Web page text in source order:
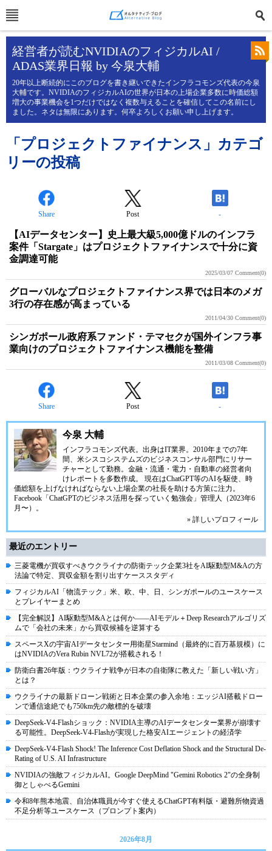
経営者が読むNVIDIAのフィジカルAI /
ADAS業界日報 by 今泉大輔
20年以上断続的にこのブログを書き継いできたインフラコモンズ代表の今泉
大輔です。NVIDIAのフィジカルAIの世界が日本の上場企業多数に時価総額
増大の事業機会を1つだけではなく複数与えることを確信してこの名前にし
ました。ネタは無限にあります。何卒よろしくお願い申し上げます。
「プロジェクトファイナンス」カテゴ
リーの投稿
Share Post -
【AIデータセンター】史上最大級5,000億ドルのインフラ
案件「Stargate」はプロジェクトファイナンスで十分に資
金調達可能
2025/03/07 Comment(0)
グローバルなプロジェクトファイナンス界では日本のメガ
3行の存在感が高まっている
2011/04/30 Comment(0)
シンガポール政府系ファンド・テマセクが国外インフラ事
業向けのプロジェクトファイナンス機能を整備
2011/03/08 Comment(0)
Share Post -
今泉 大輔
インフラコモンズ代表。出身はIT業界。2010年までの7年
間、米シスコシステムズのビジネスコンサル部門にリサー
チャーとして勤務。金融・流通・電力・自動車の経営者向
けレポートを多数作成。 現在はChatGPT等のAIを駆使、時
価総額を上げなければならない上場企業の社長を助ける方策に注力。
Facebook「ChatGPTのビジネス活用を探っていく勉強会」管理人（2023年6
月〜）。
» 詳しいプロフィール
最近のエントリー
三菱電機が買収すべきウクライナの防衛テック企業3社をAI駆動型M&Aの方
法論で特定、買収金額を割り出すケーススタディ
フィジカルAI「物流テック」米、欧、中、日、シンガポールのユースケース
とプレイヤーまとめ
【完全解説】AI駆動型M&Aとは何か――AIモデル＋Deep Researchアルゴリズ
ムで「会社の未来」から買収候補を逆算する
スペースXの宇宙AIデータセンター用衛星Starmind（最終的に百万基規模）に
はNVIDIAのVera Rubin NVL72が搭載される！
防衛白書26年版：ウクライナ戦争が日本の自衛隊に教えた「新しい戦い方」
とは？
ウクライナの最新ドローン戦術と日本企業の参入余地：エッジAI搭載ドロー
ンで通信途絶でも750km先の敵標的を破壊
DeepSeek-V4-Flashショック：NVIDIA主導のAIデータセンター業界が崩壊す
る可能性。DeepSeek-V4-Flashが実現した格安AIエージェントの経済学
DeepSeek-V4-Flash Shock! The Inference Cost Deflation Shock and the Structural De-
Rating of U.S. AI Infrastructure
NVIDIAの強敵フィジカルAI。Google DeepMind "Gemini Robotics 2"の全身制
御としゃべるGemini
令和8年熊本地震、自治体職員が今すぐ使えるChatGPT有料版・避難所物資過
不足分析等ユースケース（プロンプト案内）
2026年8月